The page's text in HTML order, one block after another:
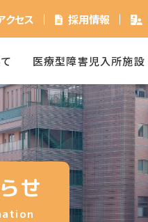
クセス 採用情報
医療型障害児入所施設
せ